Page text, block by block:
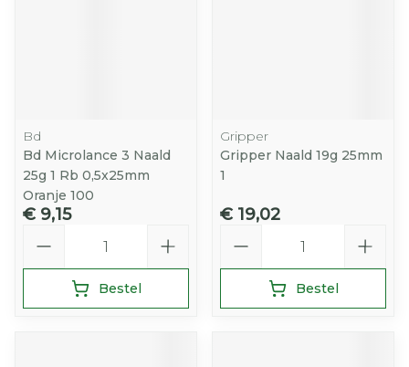
Bd
Bd Microlance 3 Naald
25g 1 Rb 0,5x25mm
Oranje 100
€ 9,15
Bestel
Gripper
Gripper Naald 19g 25mm
1
€ 19,02
Bestel